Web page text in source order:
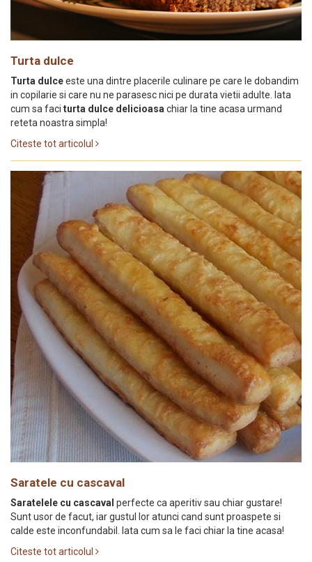
Turta dulce
Turta dulceeste una dintre placerile culinare pe care le dobandim
in copilarie si care nu ne parasesc nici pe durata vietii adulte. Iata
cum sa faci turta dulce delicioasa chiar la tine acasa urmand
reteta noastra simpla!
Citeste tot articolul
Saratele cu cascaval
Saratelele cu cascaval perfecte ca aperitiv sau chiar gustare!
Sunt usor de facut, iar gustul lor atunci cand sunt proaspete si
calde este inconfundabil. Iata cum sa le faci chiar la tine acasa!
Citeste tot articolul